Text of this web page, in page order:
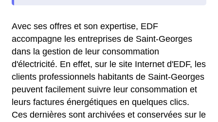
Avec ses offres et son expertise, EDF
accompagne les entreprises de Saint-Georges
dans la gestion de leur consommation
d'électricité. En effet, sur le site Internet d'EDF, les
clients professionnels habitants de Saint-Georges
peuvent facilement suivre leur consommation et
leurs factures énergétiques en quelques clics.
Ces dernières sont archivées et conservées sur le